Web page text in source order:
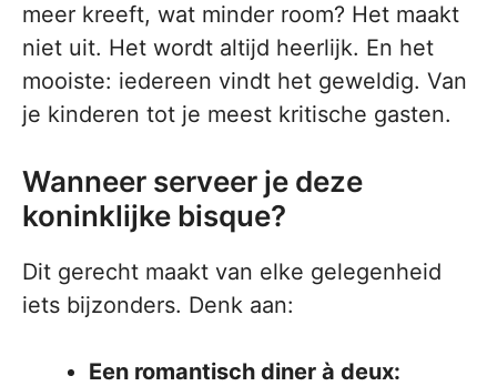
meer kreeft, wat minder room? Het maakt
niet uit. Het wordt altijd heerlijk. En het
mooiste: iedereen vindt het geweldig. Van
je kinderen tot je meest kritische gasten.
Wanneer serveer je deze
koninklijke bisque?
Dit gerecht maakt van elke gelegenheid
iets bijzonders. Denk aan:
Een romantisch diner à deux: